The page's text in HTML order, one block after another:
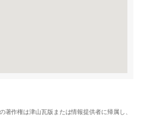
著作権は津山瓦版または情報提供者に帰属し、